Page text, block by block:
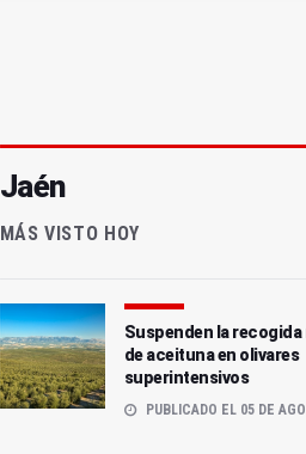
Jaén
MÁS VISTO HOY
Suspenden la
de aceituna en olivares
superintensivos
PUBLICADO EL 05 DE